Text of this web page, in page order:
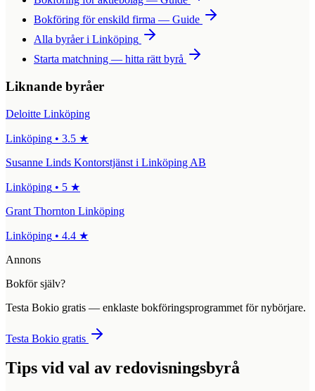
Bokföring för enskild firma — Guide
Alla byråer i Linköping
Starta matchning — hitta rätt byrå
Liknande byråer
Deloitte Linköping
Linköping • 3.5 ★
Susanne Linds Kontorstjänst i Linköping AB
Linköping • 5 ★
Grant Thornton Linköping
Linköping • 4.4 ★
Annons
Bokför själv?
Testa Bokio gratis — enklaste bokföringsprogrammet för nybörjare.
Testa Bokio gratis
Tips vid val av redovisningsbyrå